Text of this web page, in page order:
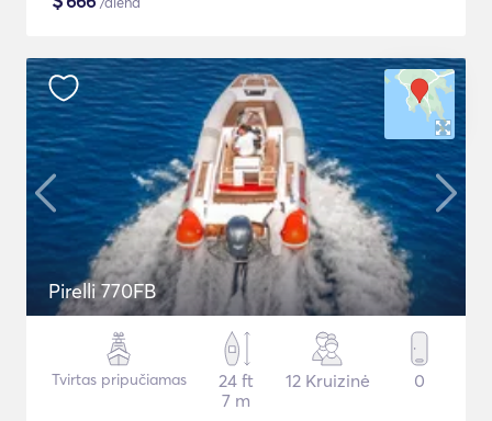
Pirelli 770FB
Tvirtas pripučiamas
24 ft
7 m
12 Kruizinė 0